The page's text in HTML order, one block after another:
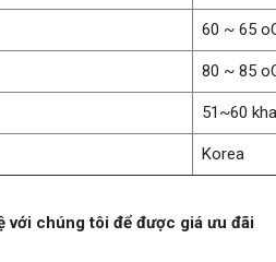
60 ~ 65
80 ~ 85
51~60
Korea
với chúng tôi để được giá ưu đãi